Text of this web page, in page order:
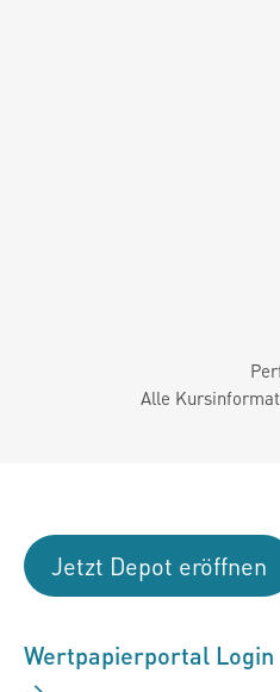
Alle
Jetzt Depot eröffnen
Wertpapierportal Login